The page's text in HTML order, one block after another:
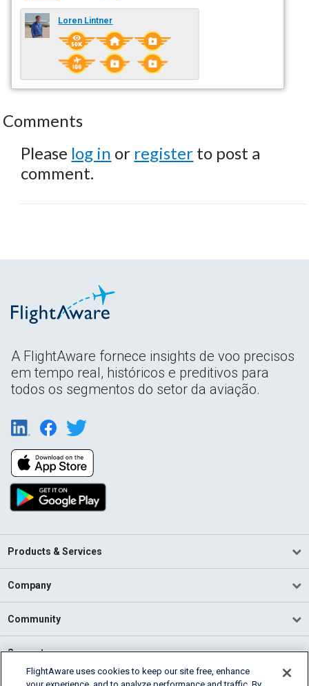
Loren Lintner
Comments
Please log in or register to post a
comment.
A FlightAware fornece insights de voo precisos
em tempo real, históricos e preditivos para
todos os segmentos do setor da aviação.
Products & Services
Company
Community
Support
FlightAware uses cookies to keep our site free, enhance